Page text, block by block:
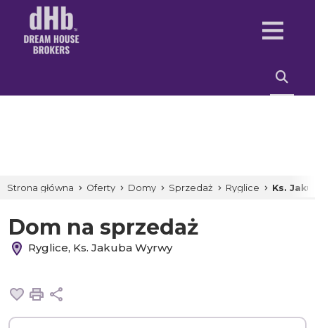
Strona główna Oferty Domy Sprzedaż Ryglice Ks.
Dom na sprzedaż
Ryglice, Ks. Jakuba Wyrwy
Dodaj do ulubionych
Drukuj